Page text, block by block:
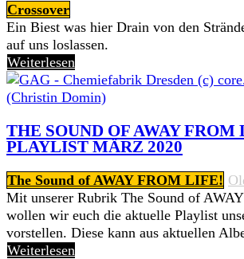
Crossover
Ein Biest was hier Drain von den
auf uns loslassen.
Weiterlesen
THE SOUND OF AWAY FROM
PLAYLIST MÄRZ 2020
The Sound of AWAY FROM LIFE!
Mit unserer Rubrik The Sound of
wollen wir euch die aktuelle Playlist
vorstellen. Diese kann aus aktuellen
Weiterlesen